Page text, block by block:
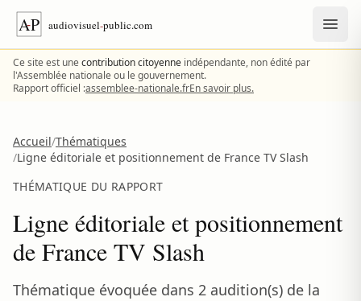
Aller au contenu
Ce site est unecontribution citoyenne indépendante, non édité par
l'Assemblée nationale ou le gouvernement.
Rapport officiel :assemblee-nationale.frEn savoir plus.
Accueil/Thématiques
/Ligne éditoriale et positionnement de France TV Slash
THÉMATIQUE DU RAPPORT
Ligne éditoriale et positionnement
de France TV Slash
Thématique évoquée dans 2 audition(s) de la